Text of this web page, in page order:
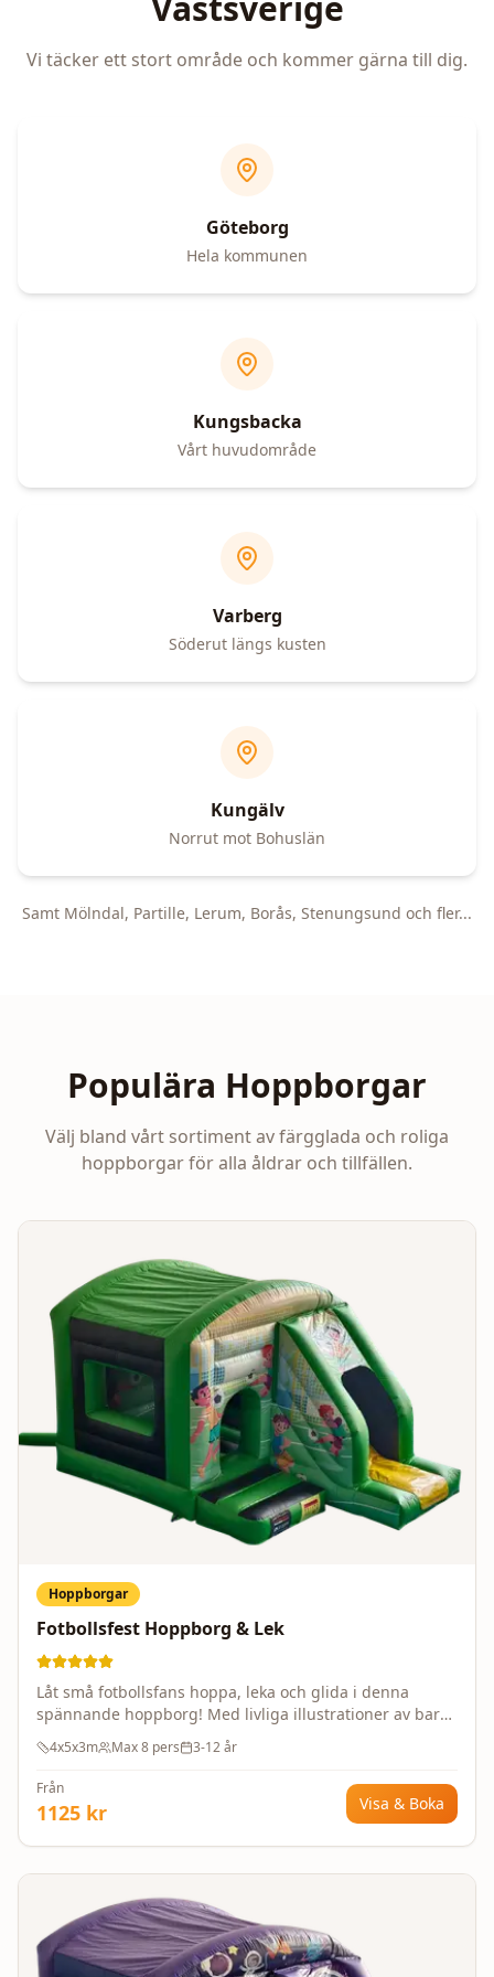
Vi täcker ett stort område och kommer gärna till dig.
Göteborg
Hela kommunen
Kungsbacka
Vårt huvudområde
Varberg
Söderut längs kusten
Kungälv
Norrut mot Bohuslän
Samt Mölndal, Partille, Lerum, Borås, Stenungsund och fler...
Populära Hoppborgar
Välj bland vårt sortiment av färgglada och roliga
hoppborgar för alla åldrar och tillfällen.
Hoppborgar
Fotbollsfest Hoppborg & Lek
Låt små fotbollsfans hoppa, leka och glida i denna
spännande hoppborg! Med livliga illustrationer av barn
som spelar fotboll, väcker den fantasin till liv och
uppmuntrar till aktiv lek. Designad med barns säkerhet i
åtanke och tillverkad av slitstarka, högkvalitativa
material för timmar av bekymmersfri glädje. Perfekt för
att låta barnen kanalisera sin energi på ett roligt och
tryggt sätt.
4x5x3m Max8 pers 3-12 år
Från
1125 kr Visa & Boka